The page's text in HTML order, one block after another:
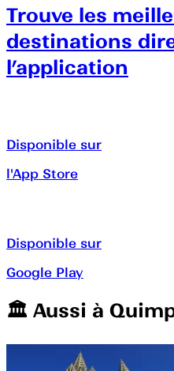
Trouve les
destinations
l’application
Disponible sur
l'App Store
Disponible sur
Google Play
🏛️️ Aussi à